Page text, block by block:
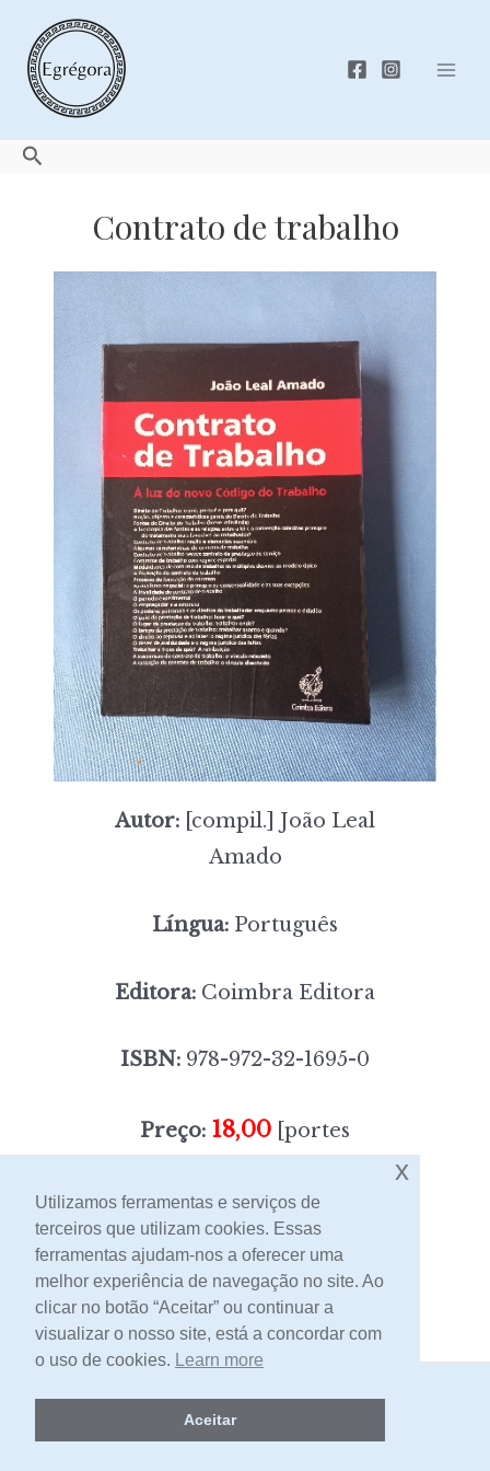
content
Search
Contrato de trabalho
Autor: [compil.] João Leal
Amado
Língua: Português
Editora: Coimbra Editora
ISBN: 978-972-32-1695-0
Preço: 18,00 [portes
Contacto
2026 -Livraria Egrégora
Utilizamos ferramentas e serviços de
terceiros que utilizam cookies. Essas
ferramentas ajudam-nos a oferecer uma
melhor experiência de navegação no site. Ao
clicar no botão “Aceitar” ou continuar a
visualizar o nosso site, está a concordar com
o uso de cookies. Learn more
Aceitar
x